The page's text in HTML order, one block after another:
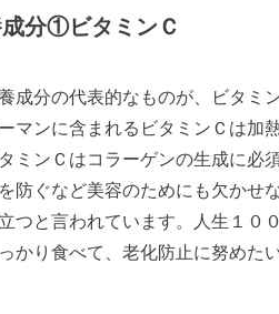
分①ビタミンＣ
成分の代表的なものが、ビタミ
マンに含まれるビタミンＣは加
ミンＣはコラーゲンの生成に必
防ぐなど美容のためにも欠かせ
つと言われています。人生１０
かり食べて、老化防止に努めたい